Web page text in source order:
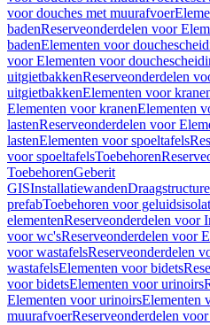
voor douches met muurafvoer
badenReserveonderdelen voor
badenElementen voor
voor Elementen voor
uitgietbakkenReserveonderdelen
uitgietbakkenElementen voor
Elementen voor kranenElementen
lastenReserveonderdelen voor
lastenElementen voor spoeltafels
voor spoeltafelsToebehoren
ToebehorenGeberit
GISInstallatiewanden
prefabToebehoren voor
elementenReserveonderdelen voor
voor wc'sReserveonderdelen voor
voor wastafelsReserveonderdelen
wastafelsElementen voor bidets
voor bidetsElementen voor urinoirs
Elementen voor urinoirsElementen
muurafvoerReserveonderdelen